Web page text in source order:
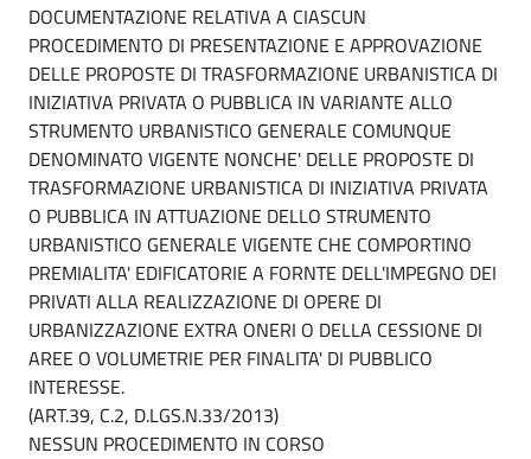
DOCUMENTAZIONE RELATIVA A CIASCUN
PROCEDIMENTO DI PRESENTAZIONE E APPROVAZIONE
DELLE PROPOSTE DI TRASFORMAZIONE URBANISTICA DI
INIZIATIVA PRIVATA O PUBBLICA IN VARIANTE ALLO
STRUMENTO URBANISTICO GENERALE COMUNQUE
DENOMINATO VIGENTE NONCHE' DELLE PROPOSTE DI
TRASFORMAZIONE URBANISTICA DI INIZIATIVA PRIVATA
O PUBBLICA IN ATTUAZIONE DELLO STRUMENTO
URBANISTICO GENERALE VIGENTE CHE COMPORTINO
PREMIALITA' EDIFICATORIE A FORNTE DELL'IMPEGNO DEI
PRIVATI ALLA REALIZZAZIONE DI OPERE DI
URBANIZZAZIONE EXTRA ONERI O DELLA CESSIONE DI
AREE O VOLUMETRIE PER FINALITA' DI PUBBLICO
INTERESSE.
(ART.39, C.2, D.LGS.N.33/2013)
NESSUN PROCEDIMENTO IN CORSO